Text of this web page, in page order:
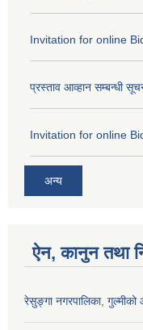
Invitation for online
प्रस्ताव आव्हान सम्बन्धी
Invitation for online
अन्य
ऐन, कानुन तथा
रेसुङ्गा नगरपालिका,